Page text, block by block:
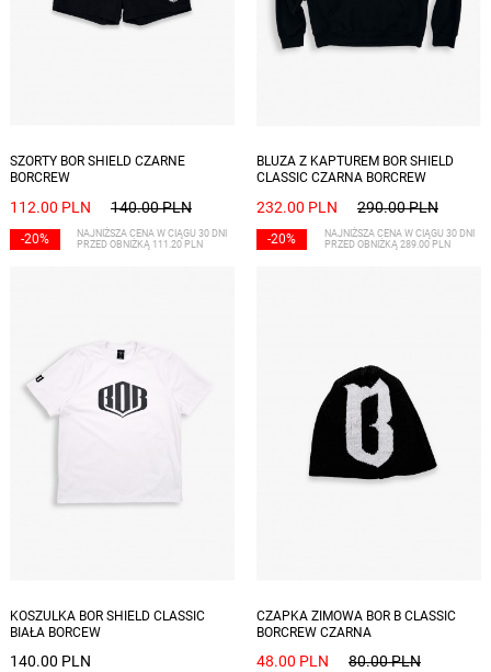
SZORTY BOR SHIELD CZARNE
BORCREW
112.00 PLN 140.00 PLN
-20%
NAJNIŻSZA CENA W CIĄGU 30 DNI
PRZED OBNIŻKĄ 111.20 PLN
BLUZA Z KAPTUREM BOR SHIELD
CLASSIC CZARNA BORCREW
232.00 PLN 290.00 PLN
-20%
NAJNIŻSZA CENA W CIĄGU 30 DNI
PRZED OBNIŻKĄ 289.00 PLN
KOSZULKA BOR SHIELD CLASSIC
BIAŁA BORCEW
140.00 PLN
CZAPKA ZIMOWA BOR B CLASSIC
BORCREW CZARNA
48.00 PLN 80.00 PLN